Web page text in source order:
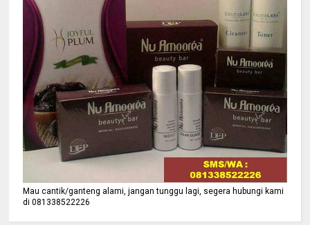
Mau cantik/ganteng alami, jangan tunggu lagi, segera hubungi kami
di 081338522226